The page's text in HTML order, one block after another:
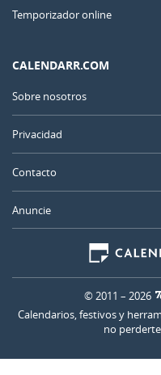
Temporizador online
CALENDARR.COM
Sobre nosotros
Privacidad
Contacto
Anuncie
© 2011 – 2026
Calendarios, festivos y
no